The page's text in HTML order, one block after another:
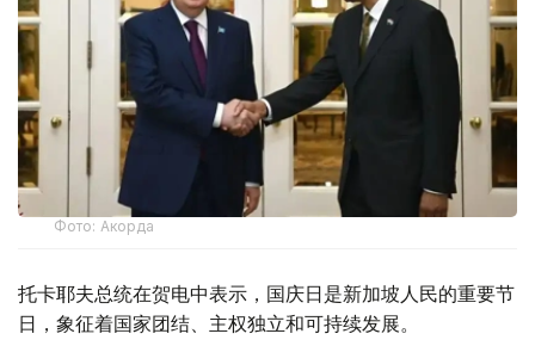
Фото: Акорда
托卡耶夫总统在贺电中表示，国庆日是新加坡人民的重要节
日，象征着国家团结、主权独立和可持续发展。